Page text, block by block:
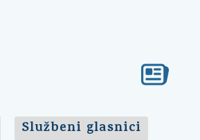
Službeni glasnici